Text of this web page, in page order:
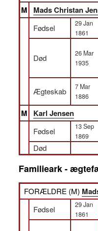
M Mads Christan
Fødsel
29 Jan
1861
Død
26 Mar
1935
Ægteskab
7 Mar
1886
M Karl Jensen
Fødsel
13 Sep
1869
Død
Familieark -
FORÆLDRE (M)
Fødsel
29 Jan
1861